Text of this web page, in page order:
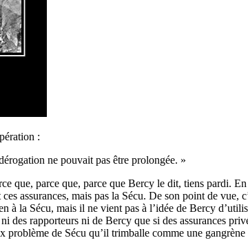
:
ne pouvait pas être prolongée. »
que, parce que, parce que Bercy le dit, tiens pardi.
assurances, mais pas la Sécu. De son point de vue,
à la Sécu, mais il ne vient pas à l’idée de Bercy
rapporteurs ni de Bercy que si des assurances
problème de Sécu qu’il trimballe comme une